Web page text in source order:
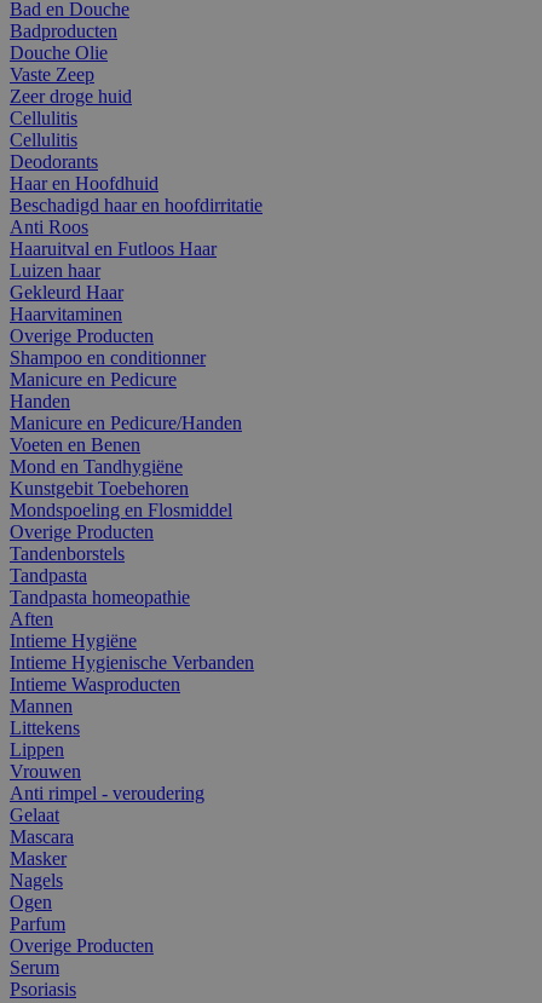
Bad en Douche
Badproducten
Douche Olie
Vaste Zeep
Zeer droge huid
Cellulitis
Cellulitis
Deodorants
Haar en Hoofdhuid
Beschadigd haar en hoofdirritatie
Anti Roos
Haaruitval en Futloos Haar
Luizen haar
Gekleurd Haar
Haarvitaminen
Overige Producten
Shampoo en conditionner
Manicure en Pedicure
Handen
Manicure en Pedicure/Handen
Voeten en Benen
Mond en Tandhygiëne
Kunstgebit Toebehoren
Mondspoeling en Flosmiddel
Overige Producten
Tandenborstels
Tandpasta
Tandpasta homeopathie
Aften
Intieme Hygiëne
Intieme Hygienische Verbanden
Intieme Wasproducten
Mannen
Littekens
Lippen
Vrouwen
Anti rimpel - veroudering
Gelaat
Mascara
Masker
Nagels
Ogen
Parfum
Overige Producten
Serum
Psoriasis